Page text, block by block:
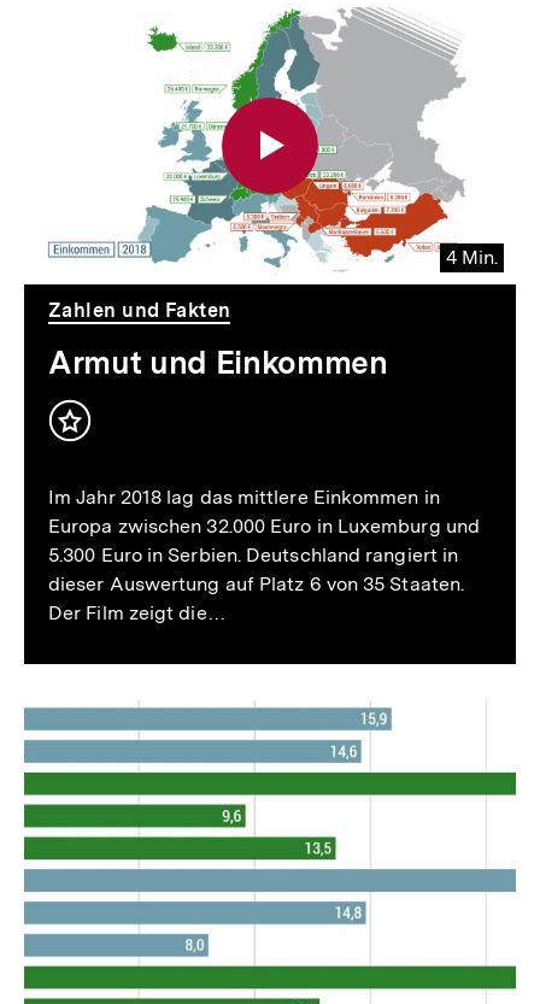
4 Min.
Video
Dauer
4
Min.
Zahlen und Fakten
Armut und Einkommen
Inhalt
Im Jahr 2018 lag das mittlere Einkommen in
Europa zwischen 32.000 Euro in Luxemburg und
5.300 Euro in Serbien. Deutschland rangiert in
dieser Auswertung auf Platz 6 von 35 Staaten.
Der Film zeigt die…